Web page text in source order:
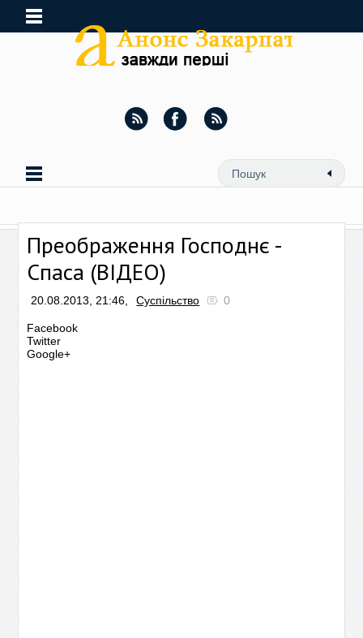
Преображення Господнє -
Спаса (ВІДЕО)
20.08.2013, 21:46, Суспільство 0
Facebook
Twitter
Google+